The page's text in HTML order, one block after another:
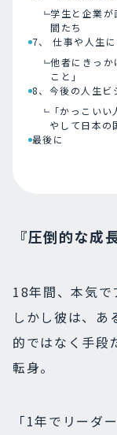
学生と企業
間たち
7、 仕事や人生
他者にきっ
こと」
8、今後の人生ビ
「かっこいい
やして日本の
最後に
『圧倒的な成
18年間、本気で
しかし彼は、あ
的ではなく手段
転身。
「1年でリーダ